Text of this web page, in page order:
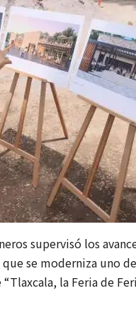
supervisó los
se moderniza uno
la Feria de